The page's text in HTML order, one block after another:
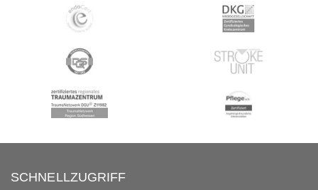
SCHNELLZUGRIFF